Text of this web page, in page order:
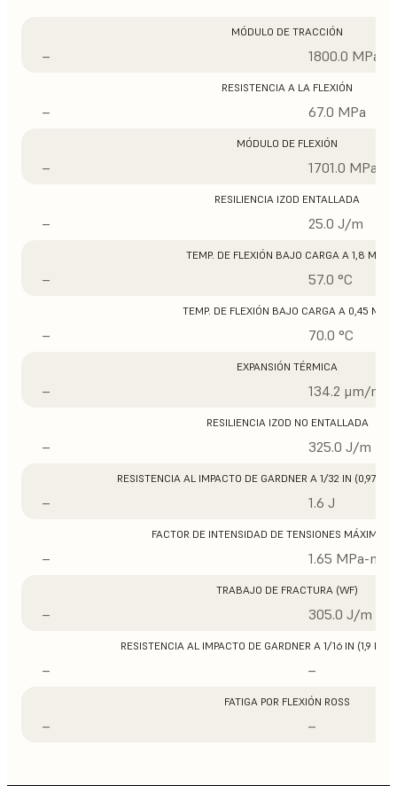
MÓDULO DE TRACCIÓN
– 1800.0 MPa
RESISTENCIA A LA FLEXIÓN
– 67.0 MPa
MÓDULO DE FLEXIÓN
– 1701.0 MPa
RESILIENCIA IZOD ENTALLADA
– 25.0 J/m
TEMP. DE FLEXIÓN BAJO CARGA A 1,8 MPA
– 57.0 °C
TEMP. DE FLEXIÓN BAJO CARGA A 0,45 MPA
– 70.0 °C
EXPANSIÓN TÉRMICA
– 134.2 μm/m/
RESILIENCIA IZOD NO ENTALLADA
– 325.0 J/m
RESISTENCIA AL IMPACTO DE GARDNER A 1/32 IN (0,97
– 1.6 J
FACTOR DE INTENSIDAD DE TENSIONES MÁXIMO
– 1.65 MPa-m1/
TRABAJO DE FRACTURA (WF)
– 305.0 J/m
RESISTENCIA AL IMPACTO DE GARDNER A 1/16 IN (1,9 MM)
– –
FATIGA POR FLEXIÓN ROSS
– –